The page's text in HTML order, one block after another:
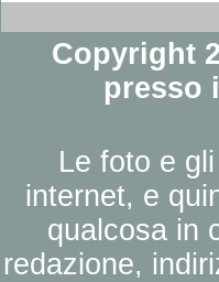
Copyright
presso
Le foto e
internet, e
qualcosa in
redazione,